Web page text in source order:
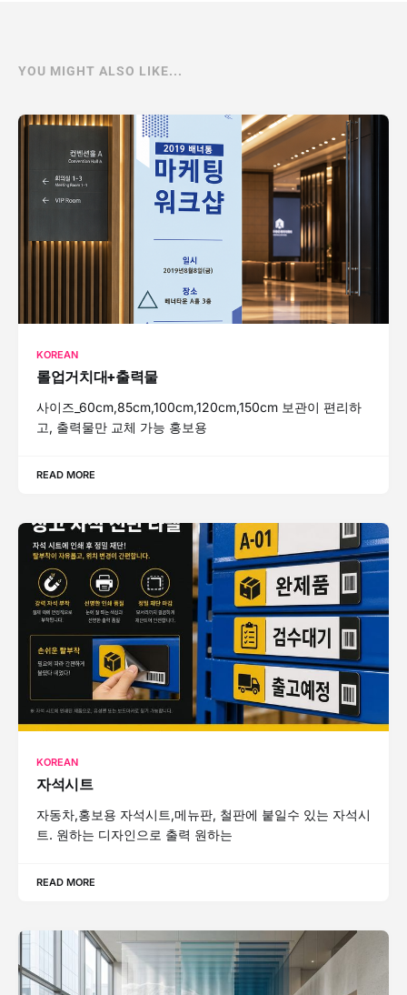
YOU MIGHT ALSO LIKE...
KOREAN
롤업거치대+출력물
사이즈_60cm,85cm,100cm,120cm,150cm 보관이 편리하
고, 출력물만 교체 가능 홍보용
READ MORE
KOREAN
자석시트
자동차,홍보용 자석시트,메뉴판, 철판에 붙일수 있는 자석시
트. 원하는 디자인으로 출력 원하는
READ MORE